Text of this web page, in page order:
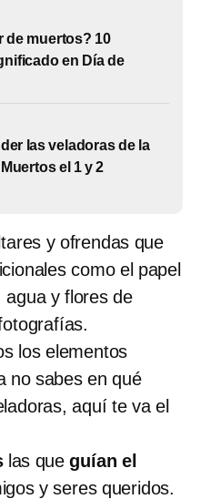
de muertos? 10
en Día de
las veladoras de la
el 1 y 2
y ofrendas que
como el papel
agua y flores de
los elementos
no sabes en qué
aquí te va el
las queguían el
y seres queridos.